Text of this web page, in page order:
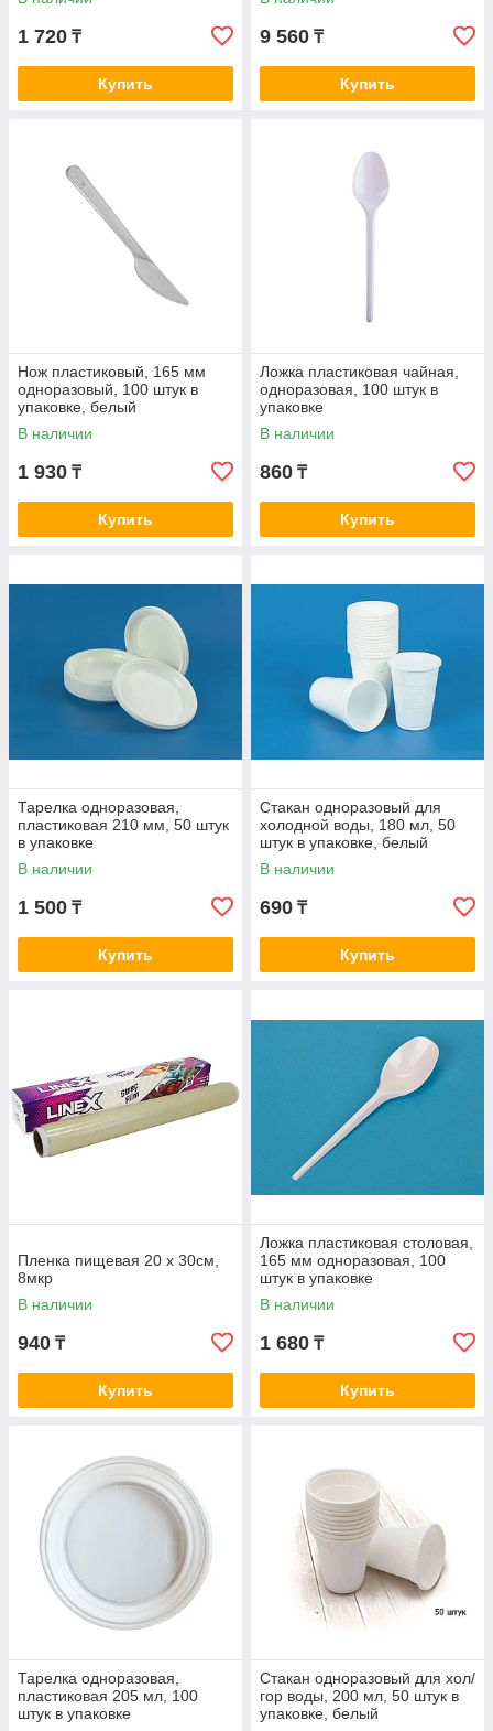
1 720 ₸
Купить
9 560 ₸
Купить
Нож пластиковый, 165 мм
одноразовый, 100 штук в
упаковке, белый
В наличии
1 930 ₸
Купить
Ложка пластиковая чайная,
одноразовая, 100 штук в
упаковке
В наличии
860 ₸
Купить
Тарелка одноразовая,
пластиковая 210 мм, 50 штук
в упаковке
В наличии
1 500 ₸
Купить
Стакан одноразовый для
холодной воды, 180 мл, 50
штук в упаковке, белый
В наличии
690 ₸
Купить
Пленка пищевая 20 х 30см,
8мкр
В наличии
940 ₸
Купить
Ложка пластиковая столовая,
165 мм одноразовая, 100
штук в упаковке
В наличии
1 680 ₸
Купить
Тарелка одноразовая,
пластиковая 205 мл, 100
штук в упаковке
Стакан одноразовый для хол/
гор воды, 200 мл, 50 штук в
упаковке, белый